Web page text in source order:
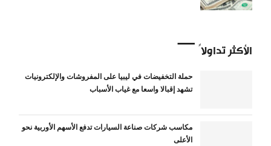
الأكثر تداولاً
حملة التخفيضات في ليبيا على المفروشات والإلكترونيات
تشهد إقبالا واسعا مع غياب الأسباب
مكاسب شركات صناعة السيارات تدفع الأسهم الأوربية نحو
الأعلى